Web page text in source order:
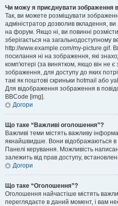
Чи можу я приєднувати зображення
Так, ви можете розміщувати
адміністратор дозволив вкладення,
на форум. Якщо ні, ви повинні
зберігається на загальнодоступному
http://www.example.com/my-picture.gif.
посилання ні на зображення, які
комп'ютері (за винятком, якщо він не
зображення, для доступу до яких
такі як поштові скриньки hotmail або
Для відображення зображення в
BBCode [img].
Догори
Що таке “Важливі оголошення”?
Важливі теми містять важливу
якнайшвидше. Вони відображаються в
Панелі керування. Можливість
залежить від прав доступу,
Догори
Що таке “Оголошення”?
Оголошення найчастіше містять
переглядаєте в даний момент, і вам